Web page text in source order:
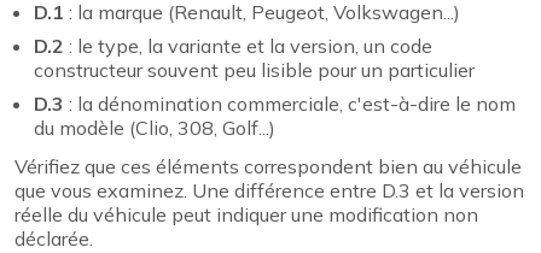
D.1 : la marque (Renault, Peugeot, Volkswagen...)
D.2 : le type, la variante et la version, un code
constructeur souvent peu lisible pour un particulier
D.3 : la dénomination commerciale, c'est-à-dire le nom
du modèle (Clio, 308, Golf...)
Vérifiez que ces éléments correspondent bien au véhicule
que vous examinez. Une différence entre D.3 et la version
réelle du véhicule peut indiquer une modification non
déclarée.